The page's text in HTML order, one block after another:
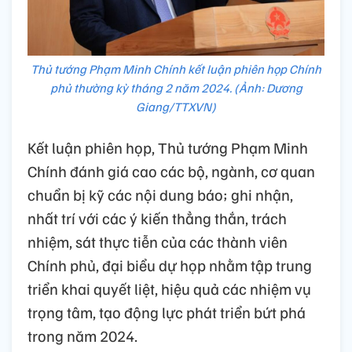
Thủ tướng Phạm Minh Chính kết luận phiên họp Chính
phủ thường kỳ tháng 2 năm 2024. (Ảnh: Dương
Giang/TTXVN)
Kết luận phiên họp, Thủ tướng Phạm Minh
Chính đánh giá cao các bộ, ngành, cơ quan
chuẩn bị kỹ các nội dung báo; ghi nhận,
nhất trí với các ý kiến thẳng thắn, trách
nhiệm, sát thực tiễn của các thành viên
Chính phủ, đại biểu dự họp nhằm tập trung
triển khai quyết liệt, hiệu quả các nhiệm vụ
trọng tâm, tạo động lực phát triển bứt phá
trong năm 2024.